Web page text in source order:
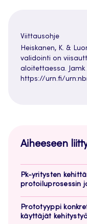
Viittausohje
Heiskanen, K. &
validointi on
aloitettaessa. Jamk
https://urn.fi/
Aiheeseen
Pk-yritysten
protoiluprosessin
Prototyyppi
käyttäjät